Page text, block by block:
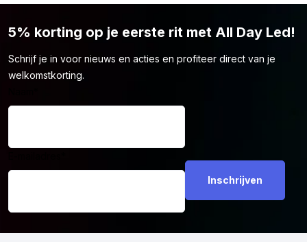
gebruikt. Je kunt deze BA15S LED lamp wel veilig gebruiken op
maximale uit de lamp, zonder dat het wettelijke problemen
oplevert.
5% korting op je eerste rit met All Day Led!
Schrijf je in voor nieuws en acties en profiteer direct van je
welkomstkorting.